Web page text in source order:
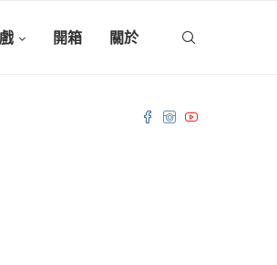
開箱 關於